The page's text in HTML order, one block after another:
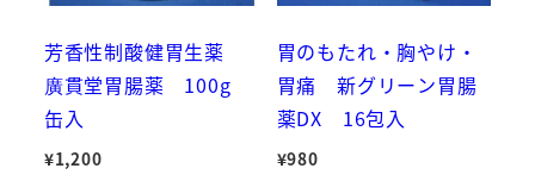
芳香性制酸健胃生薬
廣貫堂胃腸薬 100g
缶入
¥1,200
胃のもたれ・胸やけ・
胃痛 新グリーン胃腸
薬DX 16包入
¥980